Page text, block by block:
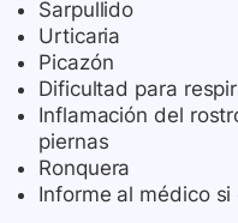
Sarpullido
Urticaria
Picazón
Dificultad para
Inflamación del
piernas
Ronquera
Informe al médico